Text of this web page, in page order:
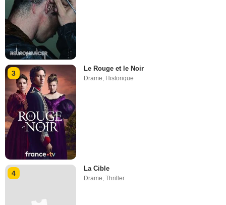
3
Le Rouge et le Noir
Drame, Historique
4
La Cible
Drame,Thriller